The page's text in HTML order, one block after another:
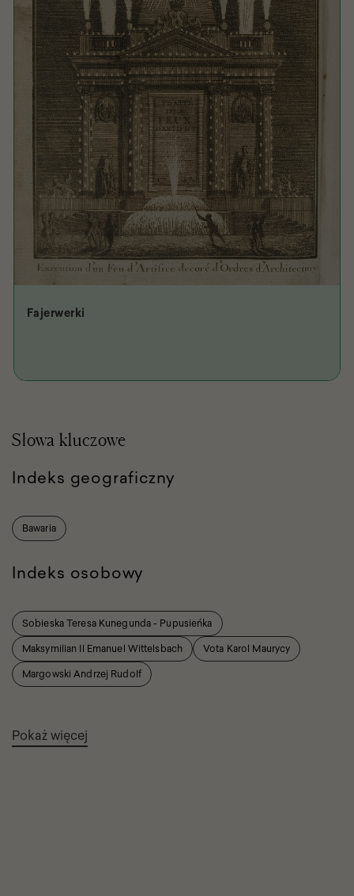
Fajerwerki
Słowa kluczowe
Indeks geograficzny
Bawaria
Indeks osobowy
Sobieska Teresa Kunegunda - Pupusieńka
Maksymilian II Emanuel Wittelsbach
Vota Karol Maurycy
Margowski Andrzej Rudolf
Pokaż więcej